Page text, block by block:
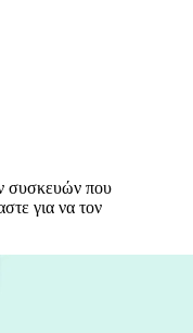
συσκευών που
για να τον